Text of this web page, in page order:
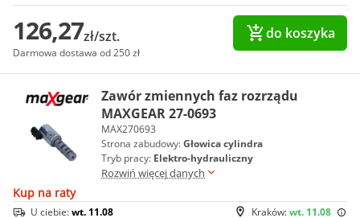
126,27zł/szt.
Darmowa dostawa od 250 zł
do koszyka
Zawór zmiennych faz rozrządu
MAXGEAR 27-0693
MAX270693
Strona zabudowy:Głowica cylindra
Tryb pracy: Elektro-hydrauliczny
Rozwiń więcej danych
Kup na raty
Kraków:wt. 11.08
U ciebie:wt. 11.08